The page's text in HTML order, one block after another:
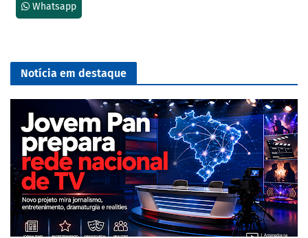
Whatsapp
Notícia em destaque